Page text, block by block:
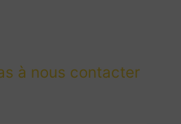
à nous contacter